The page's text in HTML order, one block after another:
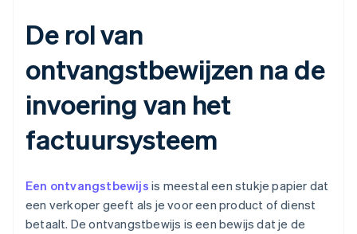
De rol van
ontvangstbewijzen na de
invoering van het
factuursysteem
Een ontvangstbewijs is meestal een stukje papier dat
een verkoper geeft als je voor een product of dienst
betaalt. De ontvangstbewijs is een bewijs dat je de